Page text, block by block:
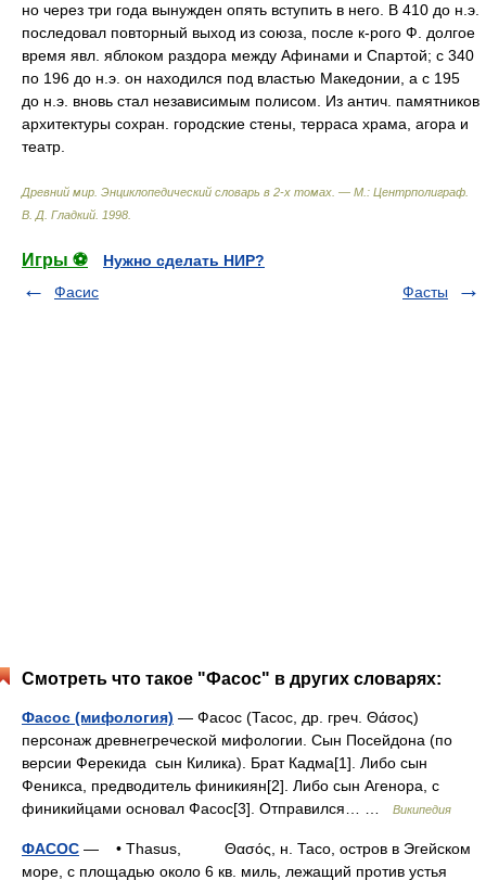
но через три года вынужден опять вступить в него. В 410 до н.э.
последовал повторный выход из союза, после к-рого Ф. долгое
время явл. яблоком раздора между Афинами и Спартой; с 340
по 196 до н.э. он находился под властью Македонии, а с 195
до н.э. вновь стал независимым полисом. Из антич. памятников
архитектуры сохран. городские стены, терраса храма, агора и
театр.
Древний мир. Энциклопедический словарь в 2-х томах. — М.: Центрполиграф
В. Д. Гладкий 1998
Игры ⚽
Нужно сделать НИР?
Фасис
Фасты
Смотреть что такое "Фасос" в других словарях:
Фасос (мифология) — Фасос (Тасос, др. греч. Θάσος)
персонаж древнегреческой мифологии. Сын Посейдона (по
версии Ферекида сын Килика). Брат Кадма[1]. Либо сын
Феникса, предводитель финикиян[2]. Либо сын Агенора, с
финикийцами основал Фасос[3]. Отправился… …
Википедия
ФАСОС — • Thasus, Θασός, н. Тасо, остров в Эгейском
море, с площадью около 6 кв. миль, лежащий против устья